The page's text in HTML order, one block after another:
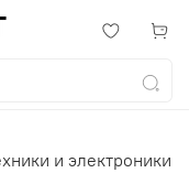
и электроники